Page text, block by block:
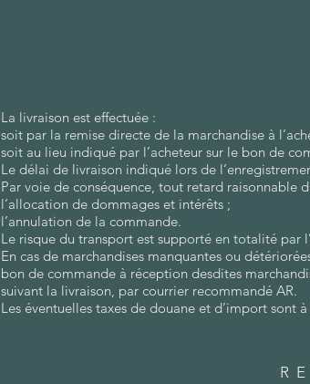
La livraison est effectuée :
soit par la remise directe de la marchandise à
soit au lieu indiqué par l’acheteur sur le bon de
Le délai de livraison indiqué lors de
Par voie de conséquence, tout retard raisonnable
l’allocation de dommages et intérêts ;
l’annulation de la commande.
Le risque du transport est supporté en totalité par
En cas de marchandises manquantes ou
bon de commande à réception desdites
suivant la livraison, par courrier recommandé AR.
Les éventuelles taxes de douane et d’import sont